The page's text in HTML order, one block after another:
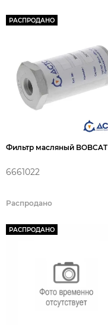
РАСПРОДАНО
Фильтр масляный BOBCAT
6661022
Распродано
РАСПРОДАНО